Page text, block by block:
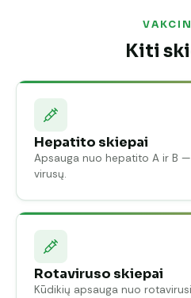
Kiti
Hepatito skiepai
Apsauga nuo hepatito A ir B
virusų.
Rotaviruso skiepai
Kūdikių apsauga nuo